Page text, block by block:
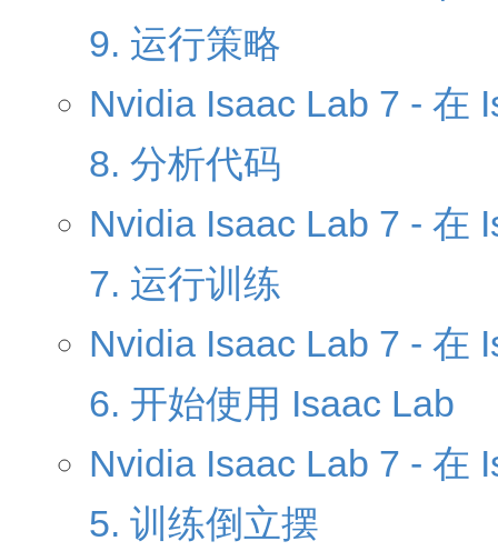
9. 运行策略
Nvidia Isaac Lab 7 - 在
8. 分析代码
Nvidia Isaac Lab 7 - 在
7. 运行训练
Nvidia Isaac Lab 7 - 在
6. 开始使用 Isaac Lab
Nvidia Isaac Lab 7 - 在
5. 训练倒立摆